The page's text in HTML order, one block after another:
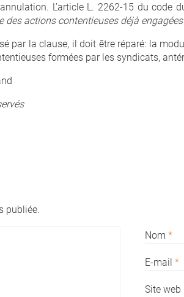
L’article L. 2262-15 du
des actions contentieuses déjà
par la clause, il doit être réparé: la
formées par les syndicats,
publiée.
Nom *
E-mail *
Site web